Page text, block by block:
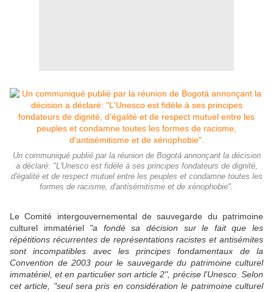
Un communiqué publié par la réunion de Bogotá annonçant la décision
a déclaré: "L'Unesco est fidèle à ses principes fondateurs de dignité,
d'égalité et de respect mutuel entre les peuples et condamne toutes les
formes de racisme, d'antisémitisme et de xénophobie".
Le Comité intergouvernemental de sauvegarde du patrimoine
culturel immatériel "a fondé sa décision sur le fait que les
répétitions récurrentes de représentations racistes et antisémites
sont incompatibles avec les principes fondamentaux de la
Convention de 2003 pour le sauvegarde du patrimoine culturel
immatériel, et en particulier son article 2", précise l'Unesco. Selon
cet article, "seul sera pris en considération le patrimoine culturel